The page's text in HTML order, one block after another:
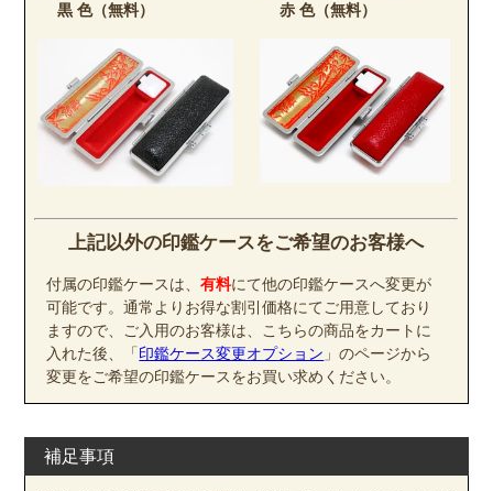
黒 色（無料）
赤 色（無料）
上記以外の印鑑ケースをご希望のお客様へ
付属の印鑑ケースは、有料にて他の印鑑ケースへ変更が
可能です。通常よりお得な割引価格にてご用意しており
ますので、ご入用のお客様は、こちらの商品をカートに
入れた後、「印鑑ケース変更オプション 」のページから
変更をご希望の印鑑ケースをお買い求めください。
補足事項